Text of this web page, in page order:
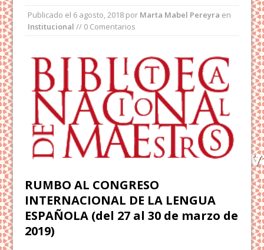
Publicado el 6 agosto, 2018 por Marta Mabel Pereyra en
Institucional // 0 Comentarios
RUMBO AL CONGRESO
INTERNACIONAL DE LA LENGUA
ESPAÑOLA (del 27 al 30 de marzo de
2019)